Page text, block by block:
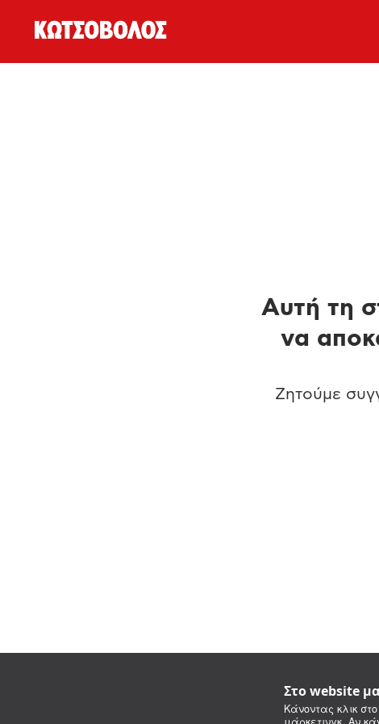
Στο website
Κάνοντας κλικ
Αυτή τη
να
Ζητούμε